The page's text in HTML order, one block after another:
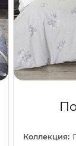
Коллекция: